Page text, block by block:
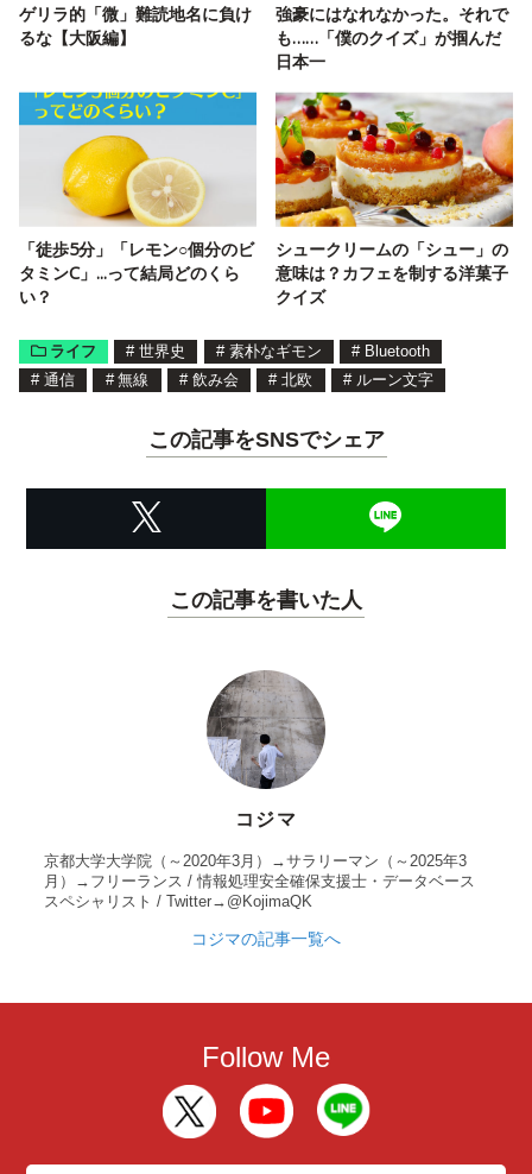
ゲリラ的「微」難読地名に負け
るな【大阪編】
強豪にはなれなかった。それで
も……「僕のクイズ」が掴んだ
日本一
「徒歩5分」「レモン○個分のビ
タミンC」...って結局どのくら
い？
シュークリームの「シュー」の
意味は？カフェを制する洋菓子
クイズ
ライフ # 世界史 # 素朴なギモン # Bluetooth
# 通信 # 無線 # 飲み会 # 北欧 # ルーン文字
この記事をSNSでシェア
この記事を書いた人
コジマ
京都大学大学院（～2020年3月）→サラリーマン（～2025年3
月）→フリーランス / 情報処理安全確保支援士・データベース
スペシャリスト / Twitter→@KojimaQK
コジマの記事一覧へ
Follow Me